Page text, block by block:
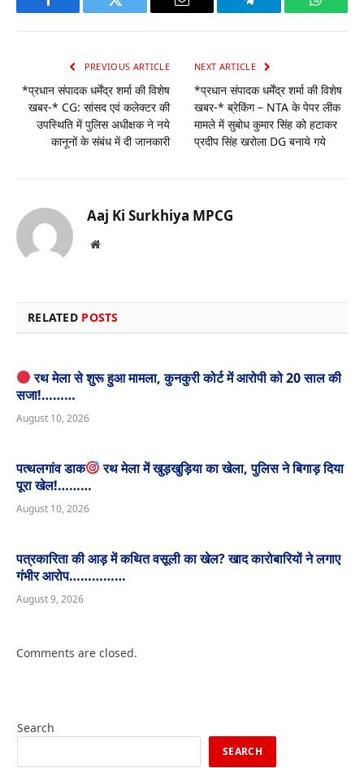
Facebook Twitter Email Telegram
PREVIOUS ARTICLE
*प्रधान संपादक धर्मेंद्र शर्मा की विशेष
खबर-* CG: सांसद एवं कलेक्टर की
उपस्थिति में पुलिस अधीक्षक ने नये
कानूनों के संबंध में दी जानकारी
NEXT ARTICLE
*प्रधान संपादक धर्मेंद्र शर्मा की विशेष
खबर-* ब्रेकिंग – NTA के पेपर लीक
मामले में सुबोध कुमार सिंह को हटाकर
प्रदीप सिंह खरोला DG बनाये गये
Aaj Ki Surkhiya MPCG
Website
RELATED POSTS
रथ मेला से शुरू हुआ मामला, कुनकुरी कोर्ट में आरोपी को 20 साल की
सजा!………
August 10, 2026
पत्थलगांव डाक
रथ मेला में खुड़खुड़िया का खेला, पुलिस ने बिगाड़ दिया
पूरा खेल!………
August 10, 2026
पत्रकारिता की आड़ में कथित वसूली का खेल? खाद कारोबारियों ने लगाए
गंभीर आरोप……………
August 9, 2026
Comments are closed.
Search
SEARCH